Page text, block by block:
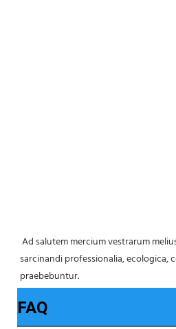
sarcinandi professionalia, ecologica,
praebebuntur.
FAQ